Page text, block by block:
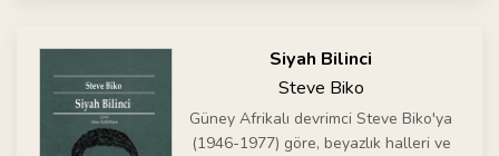
Siyah Bilinci
Steve Biko
Güney Afrikalı devrimci Steve Biko'ya
(1946-1977) göre, beyazlık halleri ve